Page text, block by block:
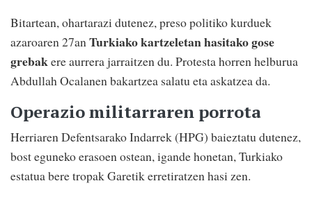
Bitartean, ohartarazi dutenez, preso politiko kurduek
azaroaren 27an Turkiako kartzeletan hasitako gose
grebakere aurrera jarraitzen du. Protesta horren helburua
Abdullah Ocalanen bakartzea salatu eta askatzea da.
Operazio militarraren porrota
Herriaren Defentsarako Indarrek (HPG) baieztatu dutenez,
bost eguneko erasoen ostean, igande honetan, Turkiako
estatua bere tropak Garetik erretiratzen hasi zen.